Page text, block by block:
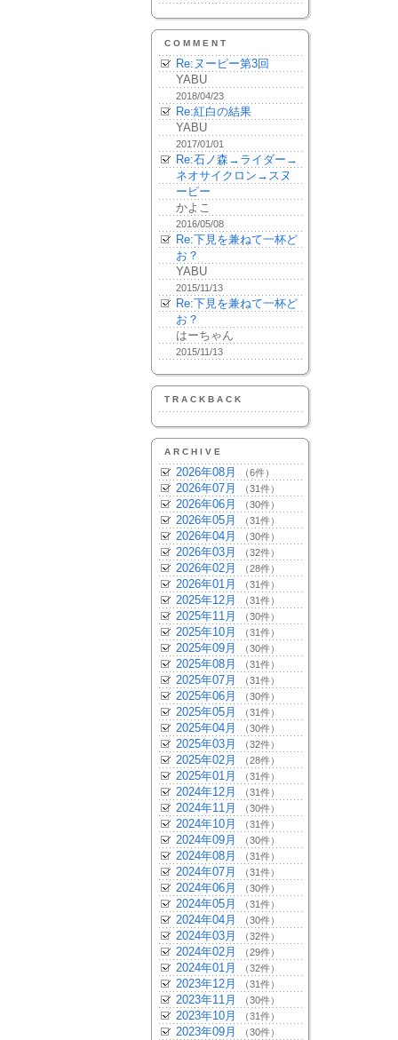
COMMENT
Re:ヌーピー第3回
YABU
2018/04/23
Re:紅白の結果
YABU
2017/01/01
Re:石ノ森→ライダー→
ネオサイクロン→スヌ
ーピー
かよこ
2016/05/08
Re:下見を兼ねて一杯ど
お？
YABU
2015/11/13
Re:下見を兼ねて一杯ど
お？
はーちゃん
2015/11/13
TRACKBACK
ARCHIVE
2026年08月 （6件）
2026年07月 （31件）
2026年06月 （30件）
2026年05月 （31件）
2026年04月 （30件）
2026年03月 （32件）
2026年02月 （28件）
2026年01月 （31件）
2025年12月 （31件）
2025年11月 （30件）
2025年10月 （31件）
2025年09月 （30件）
2025年08月 （31件）
2025年07月 （31件）
2025年06月 （30件）
2025年05月 （31件）
2025年04月 （30件）
2025年03月 （32件）
2025年02月 （28件）
2025年01月 （31件）
2024年12月 （31件）
2024年11月 （30件）
2024年10月 （31件）
2024年09月 （30件）
2024年08月 （31件）
2024年07月 （31件）
2024年06月 （30件）
2024年05月 （31件）
2024年04月 （30件）
2024年03月 （32件）
2024年02月 （29件）
2024年01月 （32件）
2023年12月 （31件）
2023年11月 （30件）
2023年10月 （31件）
2023年09月 （30件）